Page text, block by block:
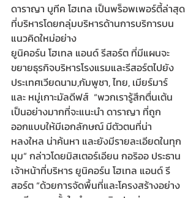
ดาราญา บูทีค โฮเทล เป็นพร็อพเพอร์ตี้ล่าสุด
ที่บริหารโดยกลุ่มบริหารด้านการบริการบน
แนวคิดใหม่อย่าง
ยูนิคอร์น โฮเทล แอนด์ รีสอร์ต ที่มีแผนจะ
ขยายธุรกิจบริหารโรงแรมและรีสอร์ตไปยัง
ประเทศเวียดนาม,กัมพูชา, ไทย, เมียร์มาร์
และ หมู่เกาะมัลดีฟส์  “พวกเรารู้สึกตื่นเต้น
เป็นอย่างมากที่จะแนะนำ ดาราญา ที่ถูก
ออกแบบให้มีเอกลักษณ์ มีตัวตนที่น่า
หลงใหล น่าค้นหา และยังมีรายละเอียดในทุก
มุม” กล่าวโดยมิสเตอร์เอียน กอริออ ประธาน
เจ้าหน้าที่บริหาร ยูนิคอร์น โฮเทล แอนด์ รี
สอร์ต “ด้วยการจัดพื้นที่และโครงสร้างอย่าง